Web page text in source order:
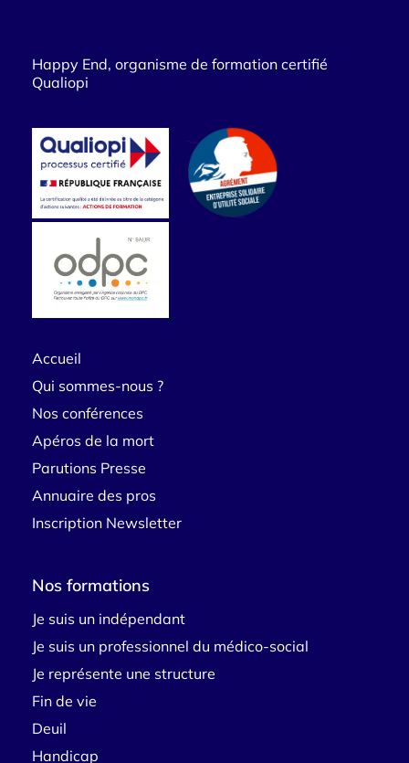
Happy End, organisme de formation certifié
Qualiopi
Accueil
Qui sommes-nous ?
Nos conférences
Apéros de la mort
Parutions Presse
Annuaire des pros
Inscription Newsletter
Nos formations
Je suis un indépendant
Je suis un professionnel du médico-social
Je représente une structure
Fin de vie
Deuil
Handicap